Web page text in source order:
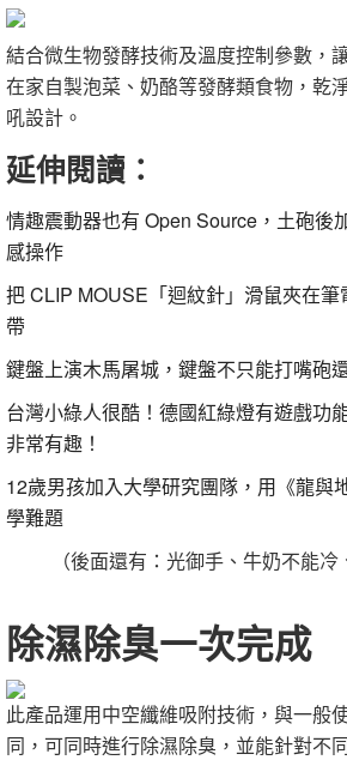
結合微生物發酵技術及溫度控制參數，
在家自製泡菜、奶酪等發酵類食物，乾
吼設計。
延伸閱讀：
情趣震動器也有 Open Source，土砲後
感操作
把 CLIP MOUSE「迴紋針」滑鼠夾在筆
帶
鍵盤上演木馬屠城，鍵盤不只能打嘴砲
台灣小綠人很酷！德國紅綠燈有遊戲功
非常有趣！
12歲男孩加入大學研究團隊，用《龍與
學難題
（後面還有： 光御手、牛奶不能冷
除濕除臭一次完成
此產品運用中空纖維吸附技術，與一般
同，可同時進行除濕除臭，並能針對不